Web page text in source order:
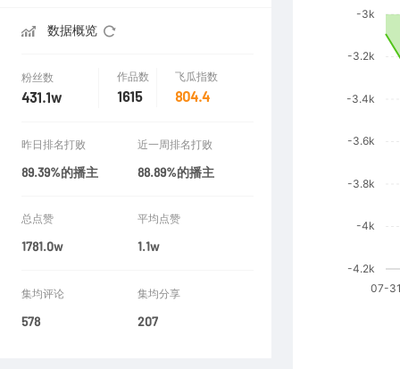
数据概览
粉丝数
431.1w
作品数
1615
飞瓜指数
804.4
昨日排名打败
89.39%的播主
近一周排名打败
88.89%的播主
总点赞
1781.0w
平均点赞
1.1w
集均评论
578
集均分享
207